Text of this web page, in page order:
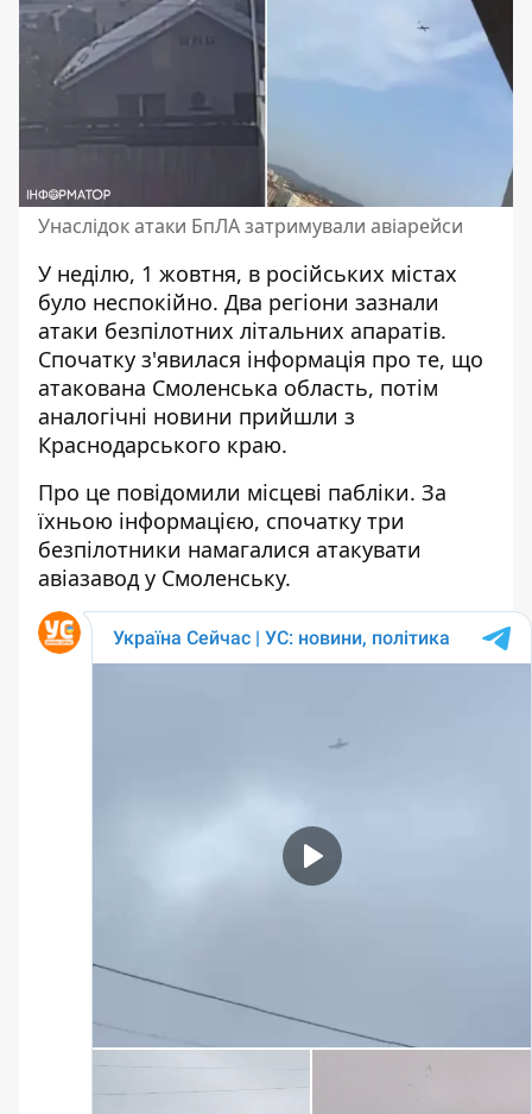
Унаслідок атаки БпЛА затримували авіарейси
У неділю, 1 жовтня, в російських містах
було неспокійно. Два регіони зазнали
атаки безпілотних літальних апаратів.
Спочатку з'явилася інформація про те, що
атакована Смоленська область, потім
аналогічні новини прийшли з
Краснодарського краю.
Про це повідомили місцеві пабліки. За
їхньою інформацією, спочатку три
безпілотники намагалися атакувати
авіазавод у Смоленську.